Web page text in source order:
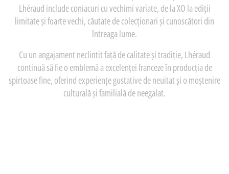
Lhéraud include coniacuri cu vechimi variate, de la XO la ediții
limitate și foarte vechi, căutate de colecționari și cunoscători din
întreaga lume.
Cu un angajament neclintit față de calitate și tradiție, Lhéraud
continuă să fie o emblemă a excelenței franceze în producția de
spirtoase fine, oferind experiențe gustative de neuitat și o moștenire
culturală și familială de neegalat.